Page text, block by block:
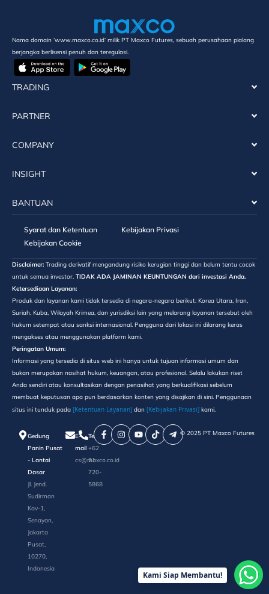
Nama domain ‘www.maxco.co.id’ milik PT Maxco Futures, sebuah perusahaan pialang
berjangka berlisensi penuh dan teregulasi.
TRADING
PARTNER
COMPANY
INSIGHT
BANTUAN
Syarat dan Ketentuan
Kebijakan Privasi
Kebijakan Cookie
Disclaimer: Trading derivatif mengandung risiko kerugian tinggi dan belum tentu cocok
untuk semua investor. TIDAK ADA JAMINAN KEUNTUNGAN dari investasi Anda.
Ketersediaan Layanan:
Produk dan layanan kami tidak tersedia di negara-negara berikut: Korea Utara, Iran,
Suriah, Kuba, Wilayah Krimea, dan yurisdiksi lain yang melarang layanan tersebut oleh
hukum setempat atau sanksi internasional. Pengguna dari lokasi ini dilarang keras
mengakses atau menggunakan platform kami.
Peringatan Umum:
Informasi yang tersedia di situs web ini hanya untuk tujuan informasi umum dan
bukan merupakan nasihat hukum, keuangan, atau profesional. Selalu lakukan riset
Anda sendiri atau konsultasikan dengan penasihat yang berkualifikasi sebelum
membuat keputusan apa pun berdasarkan konten yang disajikan di sini. Penggunaan
situs ini tunduk pada [Ketentuan Layanan] dan [Kebijakan Privasi] kami.
Gedung
Panin Pusat
- Lantai
Dasar
Jl. Jend.
Sudirman
Kav-1,
Senayan,
Jakarta
Pusat,
10270,
Indonesia
E-
mail
cs@maxco.co.id
Telepon
+62
21
720-
5868
©️ 2025 PT Maxco Futures
Kami Siap Membantu!